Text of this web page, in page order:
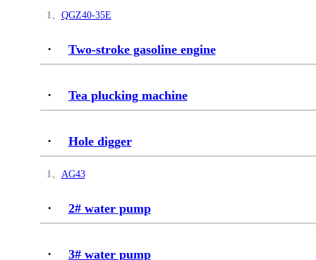
1、 QGZ40-35E
· Two-stroke gasoline engine
· Tea plucking machine
· Hole digger
1、 AG43
· 2# water pump
· 3# water pump